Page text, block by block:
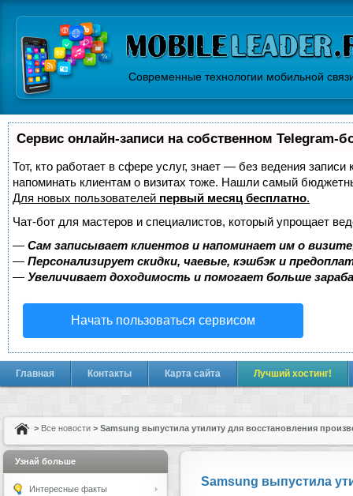
Современные технологии мобильной
Сервис онлайн-записи на собственном Telegram-
Тот, кто работает в сфере услуг, знает — без ведения
напоминать клиентам о визитах тоже. Нашли самый
Для новых пользователей первый месяц бесплатно.
Чат-бот для мастеров и специалистов, который упрощает
— Сам записывает клиентов и напоминает им о
— Персонализирует скидки, чаевые, кэшбэк и
— Увеличивает доходимость и помогает больше
Начать пользоваться сервисом
Главная Контакты Карта сайта Лучший хостинг!
> Все новости > Samsung выпустила утилиту для восстановления
Samsung выпустила
Узнай больше
Интересные факты